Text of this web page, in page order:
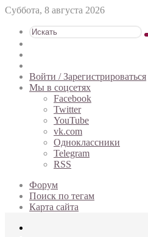
Суббота, 8 августа 2026
статья
Войти / Зарегистрироваться
Мы в соцсетях
Facebook
Twitter
YouTube
vk.com
Одноклассники
Telegram
RSS
Форум
Поиск по тегам
Карта сайта